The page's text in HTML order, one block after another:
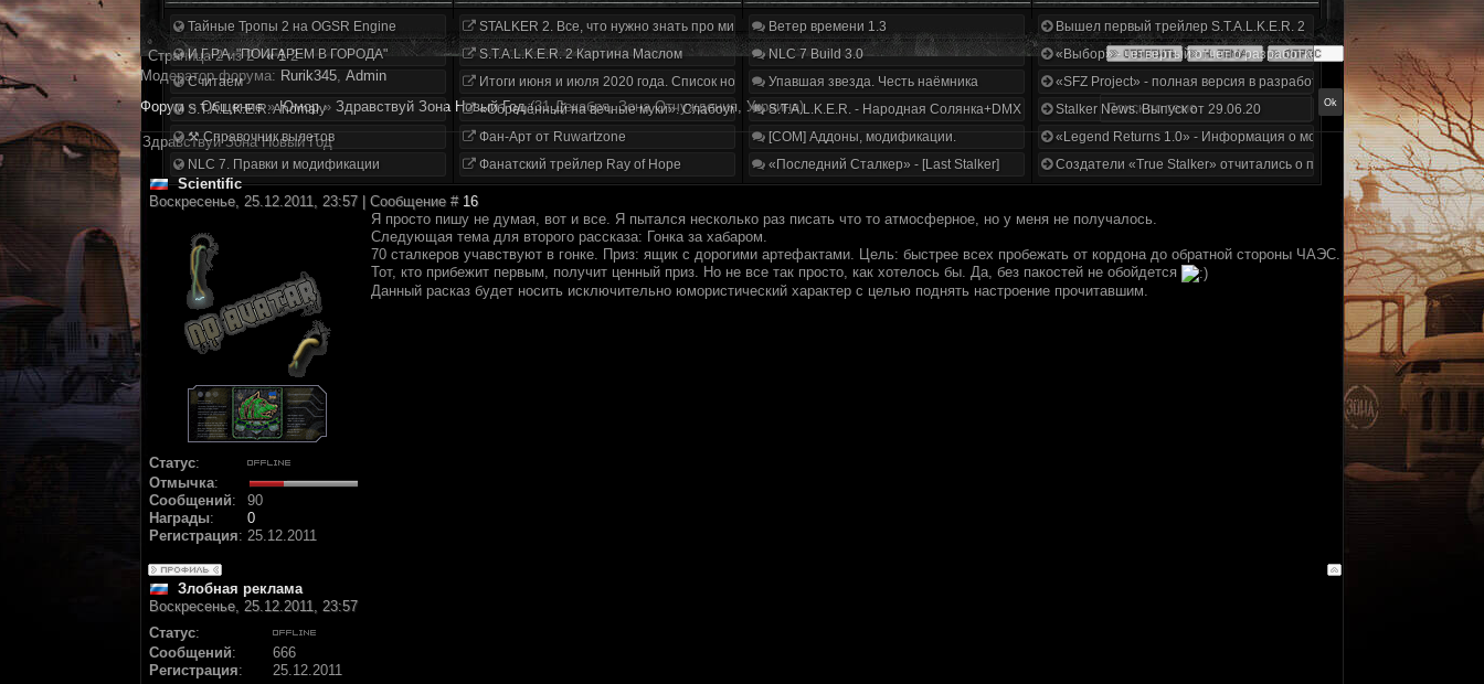
Тайные Тропы 2 на OGSR Engine
И.Г.Р.А. "ПОИГАРЕМ В ГОРОДА"
Считаем
S.T.A.L.K.E.R. Anomaly
⚒ Справочник вылетов
NLC 7. Правки и модификации
STALKER 2. Все, что нужно знать про мир, геймплей и сюжет | Разбор трейлера
S.T.A.L.K.E.R. 2 Картина Маслом
Итоги июня и июля 2020 года. Список нововведений
«Обречённый на вечные муки». Слабоумие и отвага
Фан-Арт от Ruwartzone
Фанатский трейлер Ray of Hope
Ветер времени 1.3
NLC 7 Build 3.0
Упавшая звезда. Честь наёмника
S.T.A.L.K.E.R. - Народная Солянка+DMX 1.3.5.ООП.МА.К.
[COM] Аддоны, модификации.
«Последний Сталкер» - [Last Stalker]
Вышел первый трейлер S.T.A.L.K.E.R. 2
«Выбор» - четвертый отчет о разработке!
«SFZ Project» - полная версия в разработке!
Stalker News. Выпуск от 29.06.20
«Legend Returns 1.0» - Информация о моде за июнь 2020
Создатели «True Stalker» отчитались о проделанной работе
Страница2из2 « 1 2
Модератор форума: Rurik345, Аdmin
Форум » Общение » Юмор » Здравствуй Зона Новый Год (31 Декабря, Зона Отчуждения, Украина)
Здравствуй Зона Новый Год
Scientific
Воскресенье, 25.12.2011, 23:57 | Сообщение # 16
Статус:
Отмычка:
Сообщений:
90
Награды:
0
Регистрация: 25.12.2011
Я просто пишу не думая, вот и все. Я пытался несколько раз писать что то атмосферное, но у меня не получалось.
Следующая тема для второго рассказа: Гонка за хабаром.
70 сталкеров учавствуют в гонке. Приз: ящик с дорогими артефактами. Цель: быстрее всех пробежать от кордона до обратной стороны ЧАЭС.
Тот, кто прибежит первым, получит ценный приз. Но не все так просто, как хотелось бы. Да, без пакостей не обойдется
Данный расказ будет носить исключительно юмористический характер с целью поднять настроение прочитавшим.
Злобная реклама
Воскресенье, 25.12.2011, 23:57
Статус:
Сообщений:
666
Регистрация: 25.12.2011